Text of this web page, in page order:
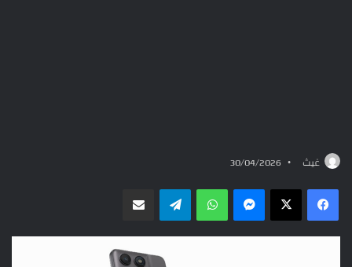
غيث 30/04/2026
ماسنجر واتسابتيلقرام